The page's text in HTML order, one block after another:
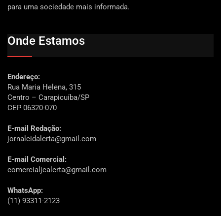
para uma sociedade mais informada.
Onde Estamos
Endereço:
Rua Maria Helena, 315
Centro – Carapicuíba/SP
CEP 06320-070
E-mail Redação:
jornalcidalerta@gmail.com
E-mail Comercial:
comercialjcalerta@gmail.com
WhatsApp:
(11) 93311-2123